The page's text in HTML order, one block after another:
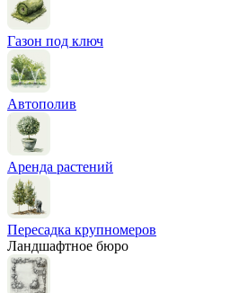
Газон под ключ
Автополив
Аренда растений
Пересадка крупномеров
Ландшафтное бюро